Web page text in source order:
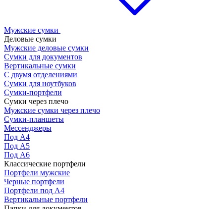
Мужские сумки
Деловые сумки
Мужские деловые сумки
Сумки для документов
Вертикальные сумки
С двумя отделениями
Сумки для ноутбуков
Сумки-портфели
Сумки через плечо
Мужские сумки через плечо
Сумки-планшеты
Мессенджеры
Под А4
Под А5
Под А6
Классические портфели
Портфели мужские
Черные портфели
Портфели под А4
Вертикальные портфели